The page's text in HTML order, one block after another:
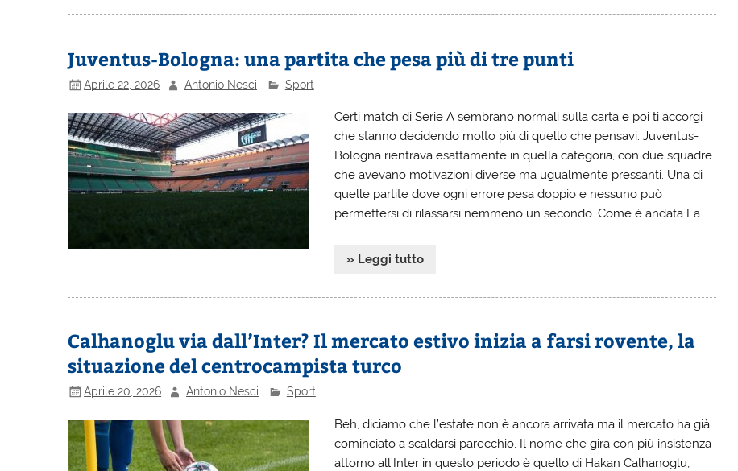
Juventus-Bologna: una partita che pesa più di tre punti
Aprile 22, 2026 Antonio Nesci Sport
Certi match di Serie A sembrano normali sulla carta e poi ti accorgi
che stanno decidendo molto più di quello che pensavi. Juventus-
Bologna rientrava esattamente in quella categoria, con due squadre
che avevano motivazioni diverse ma ugualmente pressanti. Una di
quelle partite dove ogni errore pesa doppio e nessuno può
permettersi di rilassarsi nemmeno un secondo. Come è andata La
» Leggi tutto
Calhanoglu via dall’Inter? Il mercato estivo inizia a farsi rovente, la
situazione del centrocampista turco
Aprile 20, 2026 Antonio Nesci Sport
Beh, diciamo che l’estate non è ancora arrivata ma il mercato ha già
cominciato a scaldarsi parecchio. Il nome che gira con più insistenza
attorno all’Inter in questo periodo è quello di Hakan Calhanoglu,